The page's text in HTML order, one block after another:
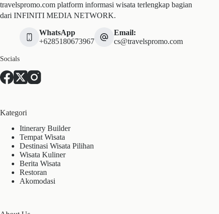
travelspromo.com platform informasi wisata terlengkap bagian
dari INFINITI MEDIA NETWORK.
WhatsApp
+6285180673967
Email:
cs@travelspromo.com
Socials
Kategori
Itinerary Builder
Tempat Wisata
Destinasi Wisata Pilihan
Wisata Kuliner
Berita Wisata
Restoran
Akomodasi